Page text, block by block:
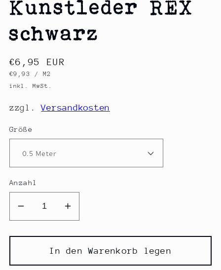
Kunstleder REX
schwarz
Normaler
Preis
€6,95 EUR
GRUNDPREIS
€9,93 / PRO
M2
inkl. MwSt.
zzgl.Versandkosten
Größe
Anzahl
Verringere
die
Menge
Kunstleder
Erhöhe
die
Menge
für
Kunstleder
In den Warenkorb legen